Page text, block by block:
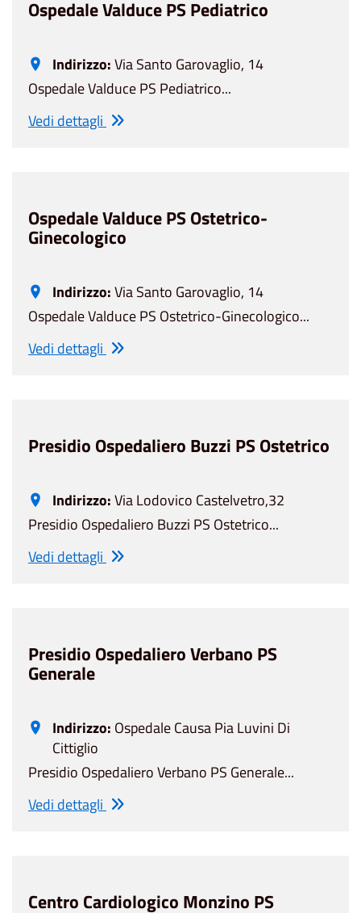
Ospedale Valduce PS Pediatrico
Indirizzo:Via Santo Garovaglio, 14
Ospedale Valduce PS Pediatrico...
Vedi dettagli
Ospedale Valduce PS Ostetrico-
Ginecologico
Indirizzo:Via Santo Garovaglio, 14
Ospedale Valduce PS Ostetrico-Ginecologico...
Vedi dettagli
Presidio Ospedaliero Buzzi PS Ostetrico
Indirizzo:Via Lodovico Castelvetro,32
Presidio Ospedaliero Buzzi PS Ostetrico...
Vedi dettagli
Presidio Ospedaliero Verbano PS
Generale
Indirizzo: Ospedale Causa Pia Luvini Di
Cittiglio
Presidio Ospedaliero Verbano PS Generale...
Vedi dettagli
Centro Cardiologico Monzino PS